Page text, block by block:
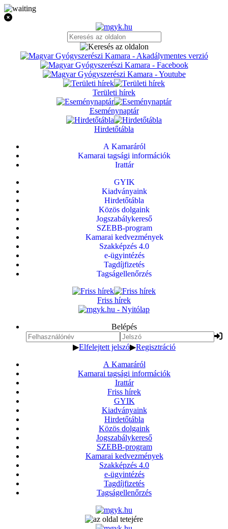
Területi hírek
Eseménynaptár
Hirdetőtábla
A Kamaráról
Kamarai tagsági információk
Irattár
GYIK
Kiadványaink
Hirdetőtábla
Közös dolgaink
Jogszabálykereső
SZEBB-program
Kamarai kedvezmények
Szakképzés 4.0
e-ügyintézés
Tagdíjfizetés
Tagságellenőrzés
Friss hírek
Belépés
▶Elfelejtett jelszó▶Regisztráció
A Kamaráról
Kamarai tagsági információk
Irattár
Friss hírek
GYIK
Kiadványaink
Hirdetőtábla
Közös dolgaink
Jogszabálykereső
SZEBB-program
Kamarai kedvezmények
Szakképzés 4.0
e-ügyintézés
Tagdíjfizetés
Tagságellenőrzés